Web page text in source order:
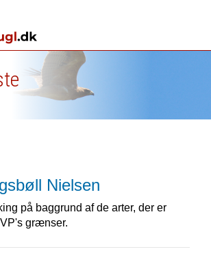
Nielsen
på baggrund af de arter, der er
grænser.